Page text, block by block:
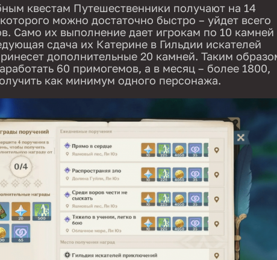
квестам Путешественники получают на 14
можно достаточно быстро – уйдет всего
Само их выполнение дает игрокам по 10 камней
сдача их Катерине в Гильдии искателей
дополнительные 20 камней. Таким
60 примогемов, а в месяц – более 1800,
как минимум одного персонажа.